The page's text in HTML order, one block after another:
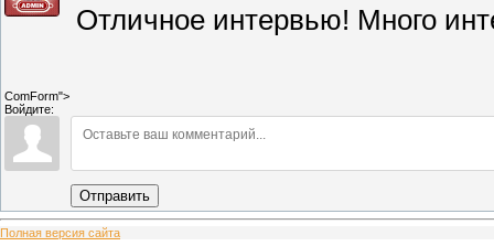
Отличное интервью! Много
ComForm">
Войдите:
Отправить
Полная версия сайта